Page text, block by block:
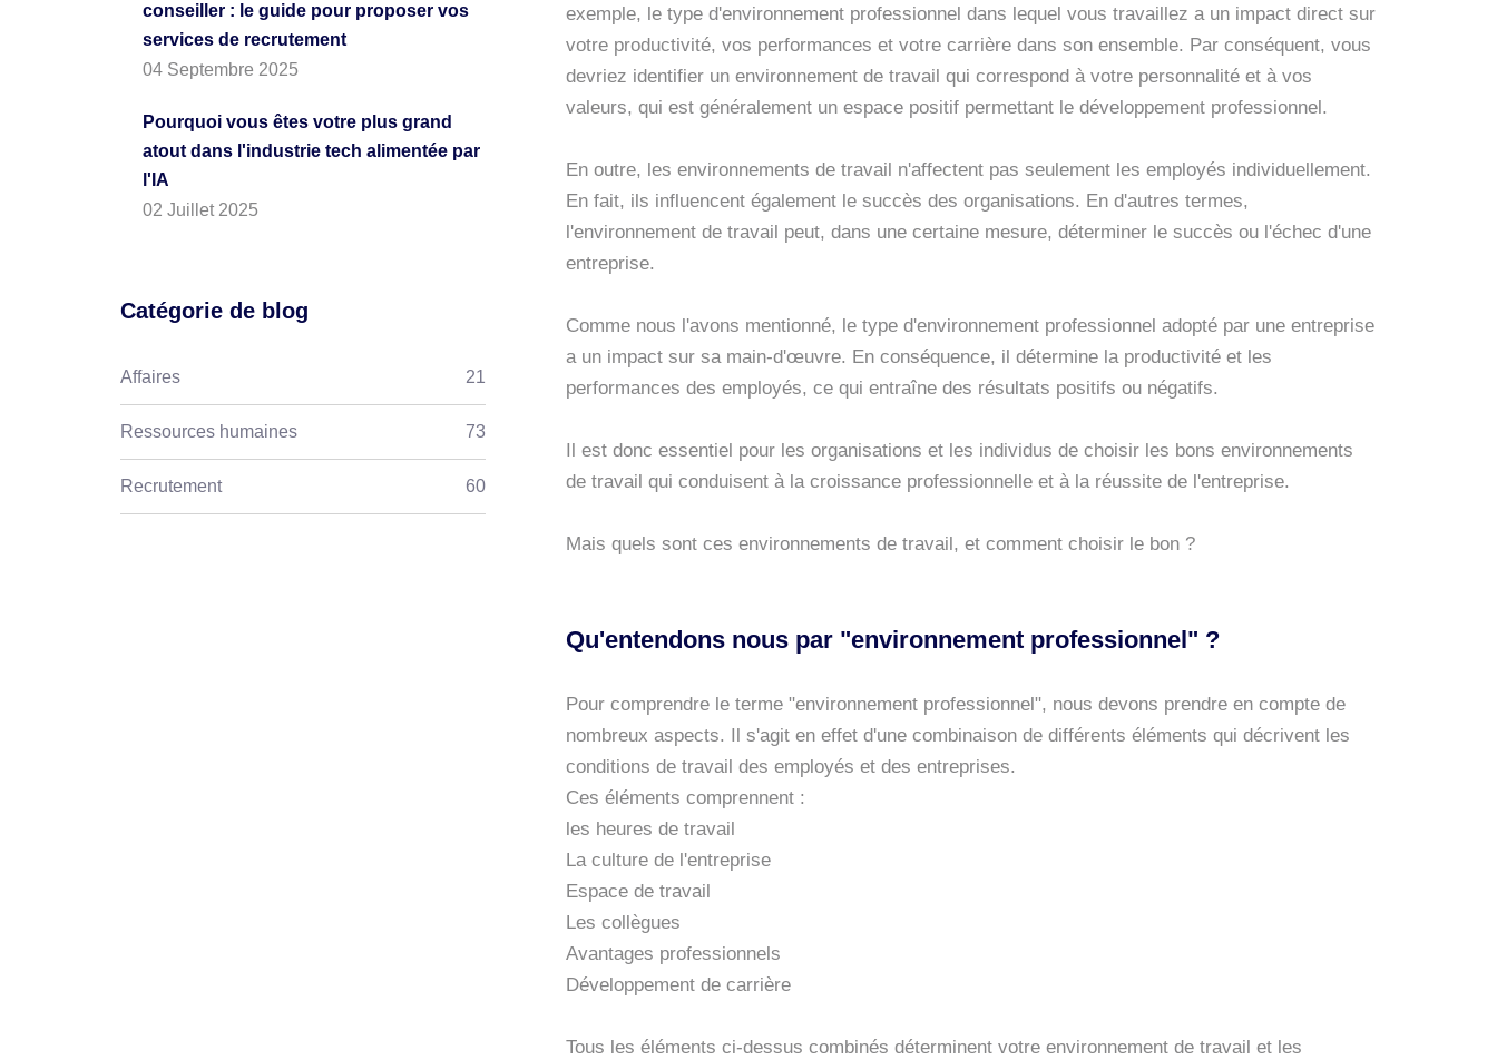
conseiller : le guide pour proposer vos
services de recrutement
04 Septembre 2025
Pourquoi vous êtes votre plus grand
atout dans l'industrie tech alimentée par
l'IA
02 Juillet 2025
Catégorie de blog
Affaires 21
Ressources humaines 73
Recrutement 60
exemple, le type d'environnement professionnel dans lequel vous travaillez a un impact direct sur
votre productivité, vos performances et votre carrière dans son ensemble. Par conséquent, vous
devriez identifier un environnement de travail qui correspond à votre personnalité et à vos
valeurs, qui est généralement un espace positif permettant le développement professionnel.
En outre, les environnements de travail n'affectent pas seulement les employés individuellement.
En fait, ils influencent également le succès des organisations. En d'autres termes,
l'environnement de travail peut, dans une certaine mesure, déterminer le succès ou l'échec d'une
entreprise.
Comme nous l'avons mentionné, le type d'environnement professionnel adopté par une entreprise
a un impact sur sa main-d'œuvre. En conséquence, il détermine la productivité et les
performances des employés, ce qui entraîne des résultats positifs ou négatifs.
Il est donc essentiel pour les organisations et les individus de choisir les bons environnements
de travail qui conduisent à la croissance professionnelle et à la réussite de l'entreprise.
Mais quels sont ces environnements de travail, et comment choisir le bon ?
Qu'entendons nous par "environnement professionnel" ?
Pour comprendre le terme "environnement professionnel", nous devons prendre en compte de
nombreux aspects. Il s'agit en effet d'une combinaison de différents éléments qui décrivent les
conditions de travail des employés et des entreprises.
Ces éléments comprennent :
les heures de travail
La culture de l'entreprise
Espace de travail
Les collègues
Avantages professionnels
Développement de carrière
Tous les éléments ci-dessus combinés déterminent votre environnement de travail et les